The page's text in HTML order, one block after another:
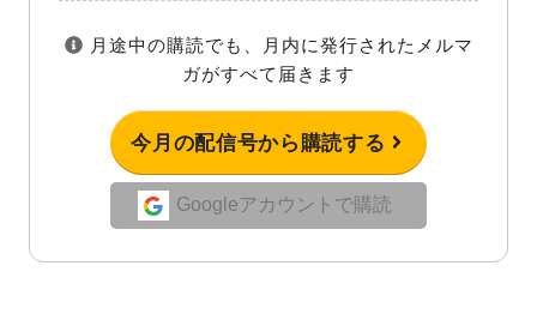
月途中の購読でも、月内に発行されたメルマ
ガがすべて届きます
今月の配信号から購読する
Googleアカウントで購読